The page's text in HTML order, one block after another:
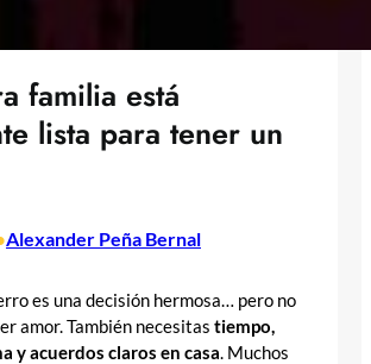
familia está
lista para tener un
Alexander Peña Bernal
es una decisión hermosa… pero no
amor. También necesitas tiempo,
y acuerdos claros en casa. Muchos